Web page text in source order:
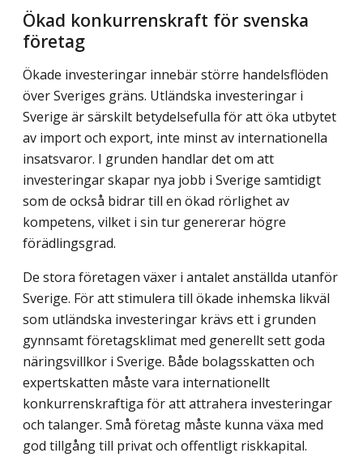
Ökad konkurrenskraft för svenska
företag
Ökade investeringar innebär större handelsflöden
över Sveriges gräns. Utländska investeringar i
Sverige är särskilt betydelsefulla för att öka utbytet
av import och export, inte minst av internationella
insatsvaror. I grunden handlar det om att
investeringar skapar nya jobb i Sverige samtidigt
som de också bidrar till en ökad rörlighet av
kompetens, vilket i sin tur genererar högre
förädlingsgrad.
De stora företagen växer i antalet anställda utanför
Sverige. För att stimulera till ökade inhemska likväl
som utländska investeringar krävs ett i grunden
gynnsamt företagsklimat med generellt sett goda
näringsvillkor i Sverige. Både bolagsskatten och
expertskatten måste vara internationellt
konkurrenskraftiga för att attrahera investeringar
och talanger. Små företag måste kunna växa med
god tillgång till privat och offentligt riskkapital.